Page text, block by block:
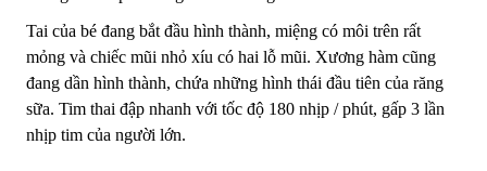
Tai của bé đang bắt đầu hình thành, miệng có môi trên rất
mỏng và chiếc mũi nhỏ xíu có hai lỗ mũi. Xương hàm cũng
đang dần hình thành, chứa những hình thái đầu tiên của răng
sữa. Tim thai đập nhanh với tốc độ 180 nhịp / phút, gấp 3 lần
nhịp tim của người lớn.